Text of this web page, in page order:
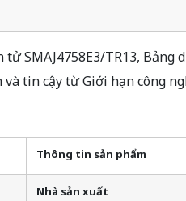
SMAJ4758E3/TR13,
tin cậy từ Giới hạn công
Thông tin sản phẩm
Nhà sản xuất